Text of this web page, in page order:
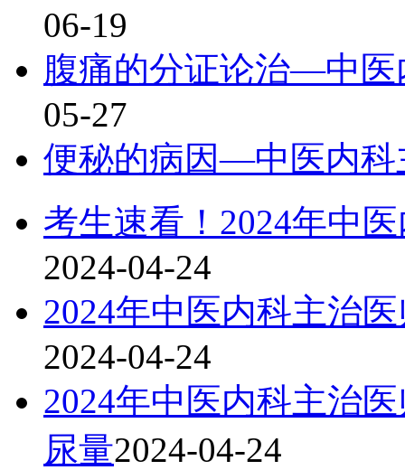
06-19
腹痛的分证论治—中医
05-27
便秘的病因—中医内科
考生速看！2024年中
2024-04-24
2024年中医内科主治
2024-04-24
2024年中医内科主治
尿量2024-04-24